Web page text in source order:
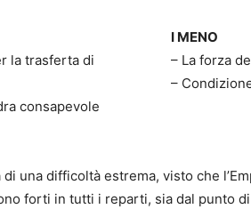
la trasferta di
consapevole
I MENO
– La forza
–
una difficoltà estrema, visto che
forti in tutti i reparti, sia dal punto